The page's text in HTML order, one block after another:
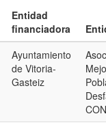
Entidad
financiadora
Ayuntamiento
de Vitoria-
Gasteiz